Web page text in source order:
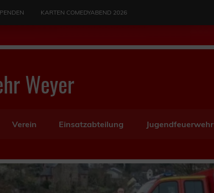
KARTEN COMEDYABEND 2026
Weyer
Verein Einsatzabteilung Jugendfeuerwehr